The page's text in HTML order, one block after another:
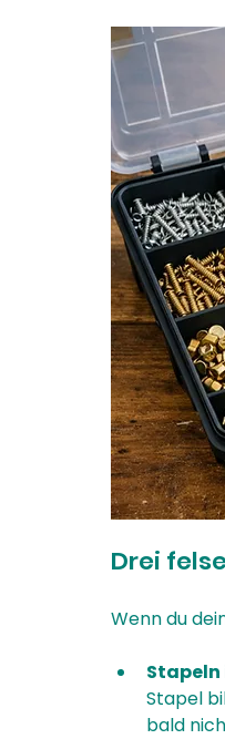
Drei
Wenn du
Stapeln
Stapel
bald